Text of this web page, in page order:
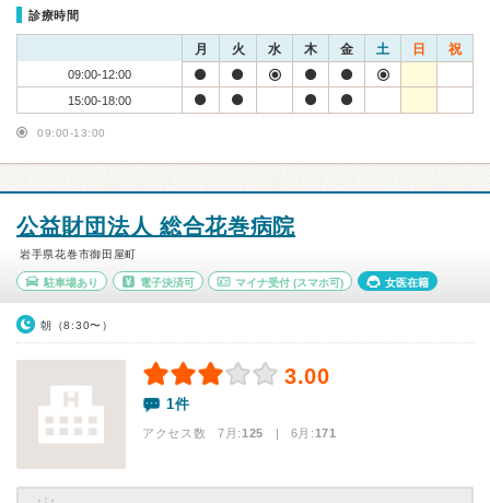
診療時間
月 火 水 木 金 土 日 祝
09:00-12:00
15:00-18:00
09:00-13:00
公益財団法人 総合花巻病院
岩手県花巻市御田屋町
駐車場あり 電子決済可 マイナ受付 (スマホ可) 女医在籍
朝（8:30〜）
3.00
1件
アクセス数 7月:125 | 6月:171